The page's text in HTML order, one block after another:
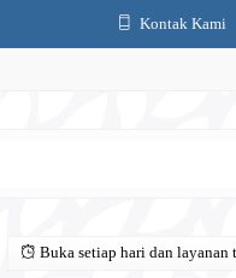
Kontak Kami
Buka setiap hari dan layanan